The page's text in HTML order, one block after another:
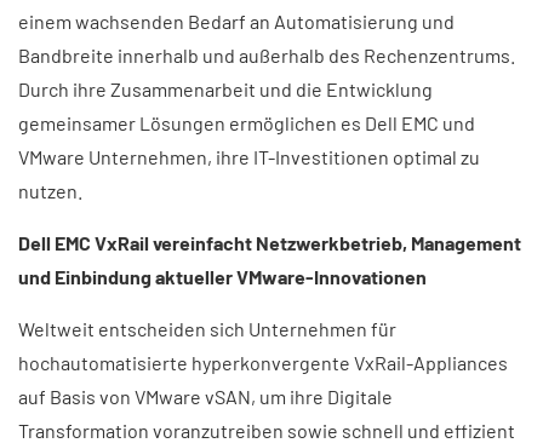
einem wachsenden Bedarf an Automatisierung und
Bandbreite innerhalb und außerhalb des Rechenzentrums.
Durch ihre Zusammenarbeit und die Entwicklung
gemeinsamer Lösungen ermöglichen es Dell EMC und
VMware Unternehmen, ihre IT-Investitionen optimal zu
nutzen.
Dell EMC VxRail vereinfacht Netzwerkbetrieb, Management
und Einbindung aktueller VMware-Innovationen
Weltweit entscheiden sich Unternehmen für
hochautomatisierte hyperkonvergente VxRail-Appliances
auf Basis von VMware vSAN, um ihre Digitale
Transformation voranzutreiben sowie schnell und effizient